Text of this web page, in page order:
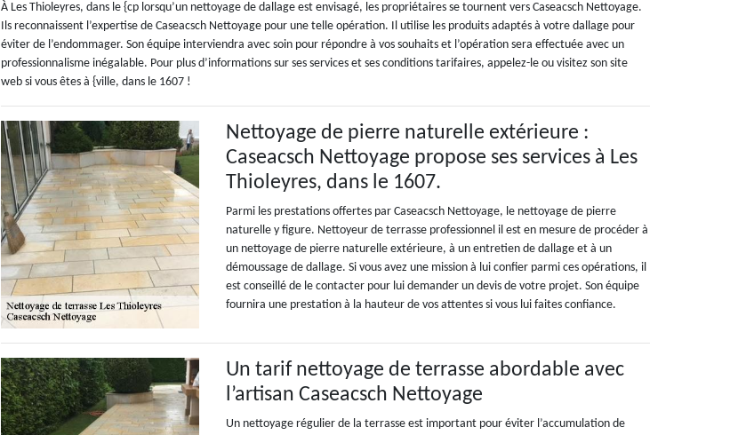
À Les Thioleyres, dans le {cp lorsqu’un nettoyage de dallage est envisagé, les propriétaires se tournent vers Caseacsch Nettoyage.
Ils reconnaissent l’expertise de Caseacsch Nettoyage pour une telle opération. Il utilise les produits adaptés à votre dallage pour
éviter de l’endommager. Son équipe interviendra avec soin pour répondre à vos souhaits et l’opération sera effectuée avec un
professionnalisme inégalable. Pour plus d’informations sur ses services et ses conditions tarifaires, appelez-le ou visitez son site
web si vous êtes à {ville, dans le 1607 !
Nettoyage de pierre naturelle extérieure :
Caseacsch Nettoyage propose ses services à Les
Thioleyres, dans le 1607.
Parmi les prestations offertes par Caseacsch Nettoyage, le nettoyage de pierre
naturelle y figure. Nettoyeur de terrasse professionnel il est en mesure de procéder à
un nettoyage de pierre naturelle extérieure, à un entretien de dallage et à un
démoussage de dallage. Si vous avez une mission à lui confier parmi ces opérations, il
est conseillé de le contacter pour lui demander un devis de votre projet. Son équipe
fournira une prestation à la hauteur de vos attentes si vous lui faites confiance.
Un tarif nettoyage de terrasse abordable avec
l’artisan Caseacsch Nettoyage
Un nettoyage régulier de la terrasse est important pour éviter l’accumulation de